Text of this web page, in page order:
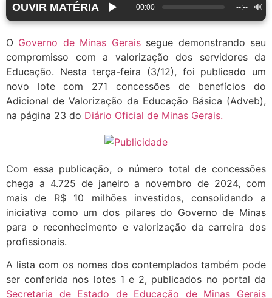
OUVIR MATÉRIA ▶️ 00:00 --:-- 🔊
O Governo de Minas Geraissegue demonstrando seu
compromisso com a valorização dos servidores da
Educação. Nesta terça-feira (3/12), foi publicado um
novo lote com 271 concessões de benefícios do
Adicional de Valorização da Educação Básica (Adveb),
na página 23 do Diário Oficial de Minas Gerais.
Com essa publicação, o número total de concessões
chega a 4.725 de janeiro a novembro de 2024, com
mais de R$ 10 milhões investidos, consolidando a
iniciativa como um dos pilares do Governo de Minas
para o reconhecimento e valorização da carreira dos
profissionais.
A lista com os nomes dos contemplados também pode
ser conferida nos lotes 1 e 2, publicados no portal da
Secretaria de Estado de Educação de Minas Gerais